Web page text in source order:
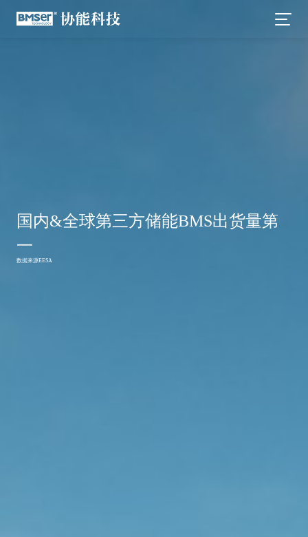
国内&全球第三方储能BMS出货量第
一
数据来源EESA